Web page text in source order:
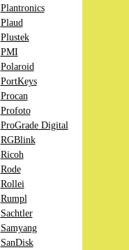
Plantronics
Plaud
Plustek
PMI
Polaroid
PortKeys
Procan
Profoto
ProGrade Digital
RGBlink
Ricoh
Rode
Rollei
Rumpl
Sachtler
Samyang
SanDisk